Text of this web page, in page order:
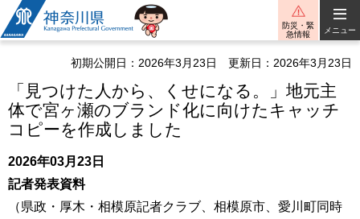
神奈川県
防災・緊
急情報
メニュー
初期公開日：2026年3月23日 更新日：2026年3月23日
「見つけた人から、くせになる。」地元主
体で宮ヶ瀬のブランド化に向けたキャッチ
コピーを作成しました
2026年03月23日
記者発表資料
（県政・厚木・相模原記者クラブ、相模原市、愛川町同時